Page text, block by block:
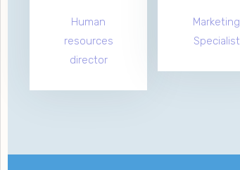
Human
resources
director
Marketing
Specialist